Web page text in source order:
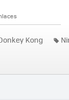
Kong